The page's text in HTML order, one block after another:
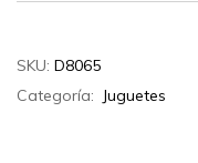
SKU: D8065
Categoría: Juguetes